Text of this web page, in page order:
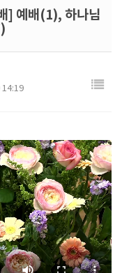
] 예배(1), 하나님